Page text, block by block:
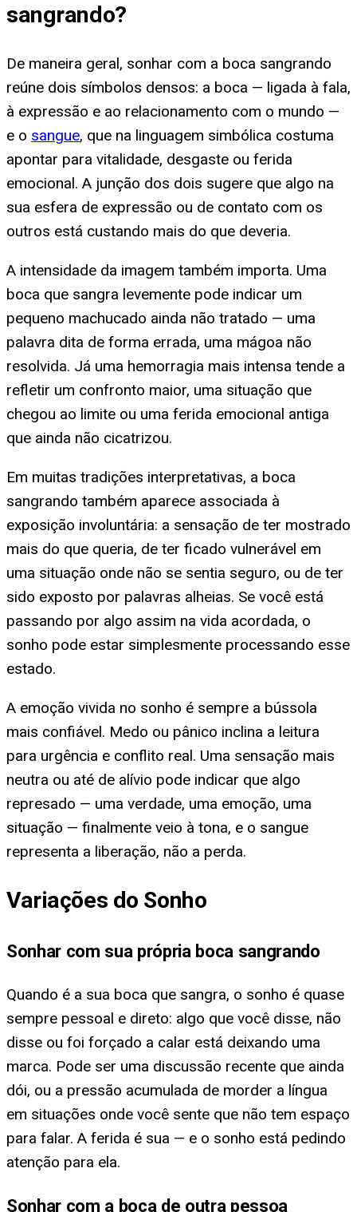
sangrando?
De maneira geral, sonhar com a boca sangrando
reúne dois símbolos densos: a boca — ligada à fala,
à expressão e ao relacionamento com o mundo —
e o sangue, que na linguagem simbólica costuma
apontar para vitalidade, desgaste ou ferida
emocional. A junção dos dois sugere que algo na
sua esfera de expressão ou de contato com os
outros está custando mais do que deveria.
A intensidade da imagem também importa. Uma
boca que sangra levemente pode indicar um
pequeno machucado ainda não tratado — uma
palavra dita de forma errada, uma mágoa não
resolvida. Já uma hemorragia mais intensa tende a
refletir um confronto maior, uma situação que
chegou ao limite ou uma ferida emocional antiga
que ainda não cicatrizou.
Em muitas tradições interpretativas, a boca
sangrando também aparece associada à
exposição involuntária: a sensação de ter mostrado
mais do que queria, de ter ficado vulnerável em
uma situação onde não se sentia seguro, ou de ter
sido exposto por palavras alheias. Se você está
passando por algo assim na vida acordada, o
sonho pode estar simplesmente processando esse
estado.
A emoção vivida no sonho é sempre a bússola
mais confiável. Medo ou pânico inclina a leitura
para urgência e conflito real. Uma sensação mais
neutra ou até de alívio pode indicar que algo
represado — uma verdade, uma emoção, uma
situação — finalmente veio à tona, e o sangue
representa a liberação, não a perda.
Variações do Sonho
Sonhar com sua própria boca sangrando
Quando é a sua boca que sangra, o sonho é quase
sempre pessoal e direto: algo que você disse, não
disse ou foi forçado a calar está deixando uma
marca. Pode ser uma discussão recente que ainda
dói, ou a pressão acumulada de morder a língua
em situações onde você sente que não tem espaço
para falar. A ferida é sua — e o sonho está pedindo
atenção para ela.
Sonhar com a boca de outra pessoa